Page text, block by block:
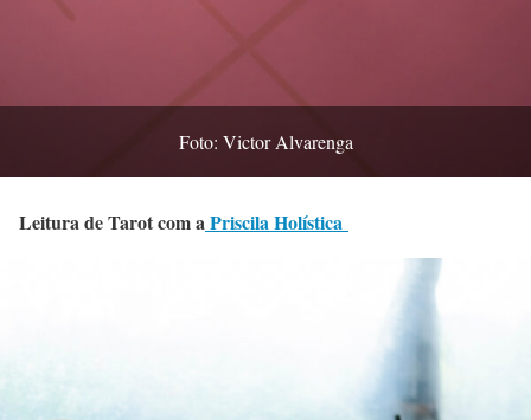
Foto: Victor Alvarenga
Leitura de Tarot com aPriscila Holística